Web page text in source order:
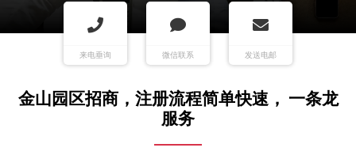
来电垂询 微信联系 发送电邮
金山园区招商，注册流程简单快速， 一条龙
服务